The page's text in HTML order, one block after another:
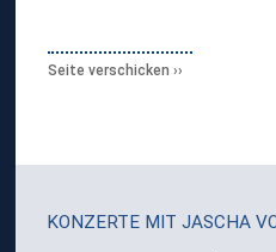
,
D
I
G
KONZERTE MIT JASCHA
Seite verschicken